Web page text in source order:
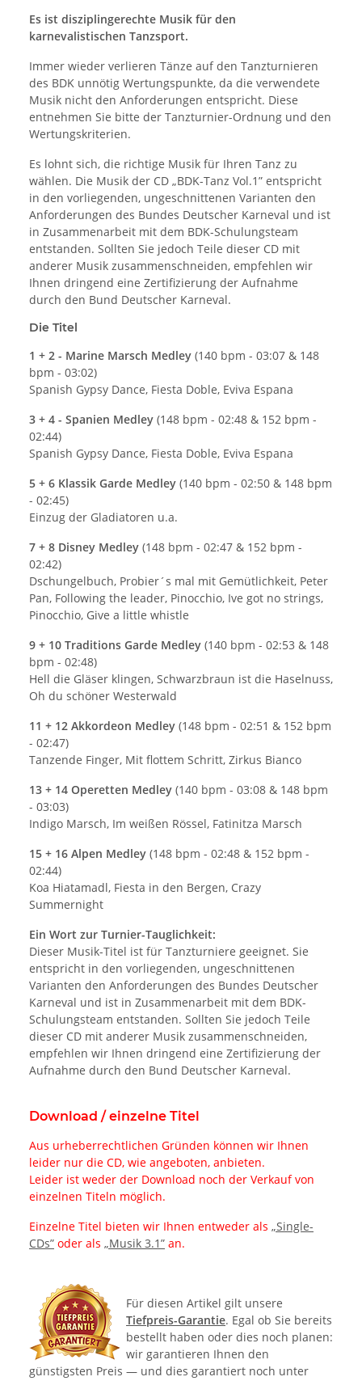
Es ist disziplingerechte Musik für den
karnevalistischen Tanzsport.
Immer wieder verlieren Tänze auf den Tanzturnieren
des BDK unnötig Wertungspunkte, da die verwendete
Musik nicht den Anforderungen entspricht. Diese
entnehmen Sie bitte der Tanzturnier-Ordnung und den
Wertungskriterien.
Es lohnt sich, die richtige Musik für Ihren Tanz zu
wählen. Die Musik der CD „BDK-Tanz Vol.1” entspricht
in den vorliegenden, ungeschnittenen Varianten den
Anforderungen des Bundes Deutscher Karneval und ist
in Zusammenarbeit mit dem BDK-Schulungsteam
entstanden. Sollten Sie jedoch Teile dieser CD mit
anderer Musik zusammenschneiden, empfehlen wir
Ihnen dringend eine Zertifizierung der Aufnahme
durch den Bund Deutscher Karneval.
Die Titel
1 + 2 - Marine Marsch Medley (140 bpm - 03:07 & 148
bpm - 03:02)
Spanish Gypsy Dance, Fiesta Doble, Eviva Espana
3 + 4 - Spanien Medley (148 bpm - 02:48 & 152 bpm -
02:44)
Spanish Gypsy Dance, Fiesta Doble, Eviva Espana
5 + 6 Klassik Garde Medley (140 bpm - 02:50 & 148 bpm
- 02:45)
Einzug der Gladiatoren u.a.
7 + 8 Disney Medley (148 bpm - 02:47 & 152 bpm -
02:42)
Dschungelbuch, Probier´s mal mit Gemütlichkeit, Peter
Pan, Following the leader, Pinocchio, Ive got no strings,
Pinocchio, Give a little whistle
9 + 10 Traditions Garde Medley (140 bpm - 02:53 & 148
bpm - 02:48)
Hell die Gläser klingen, Schwarzbraun ist die Haselnuss,
Oh du schöner Westerwald
11 + 12 Akkordeon Medley (148 bpm - 02:51 & 152 bpm
- 02:47)
Tanzende Finger, Mit flottem Schritt, Zirkus Bianco
13 + 14 Operetten Medley (140 bpm - 03:08 & 148 bpm
- 03:03)
Indigo Marsch, Im weißen Rössel, Fatinitza Marsch
15 + 16 Alpen Medley (148 bpm - 02:48 & 152 bpm -
02:44)
Koa Hiatamadl, Fiesta in den Bergen, Crazy
Summernight
Ein Wort zur Turnier-Tauglichkeit:
Dieser Musik-Titel ist für Tanzturniere geeignet. Sie
entspricht in den vorliegenden, ungeschnittenen
Varianten den Anforderungen des Bundes Deutscher
Karneval und ist in Zusammenarbeit mit dem BDK-
Schulungsteam entstanden. Sollten Sie jedoch Teile
dieser CD mit anderer Musik zusammenschneiden,
empfehlen wir Ihnen dringend eine Zertifizierung der
Aufnahme durch den Bund Deutscher Karneval.
Download / einzelne Titel
Aus urheberrechtlichen Gründen können wir Ihnen
leider nur die CD, wie angeboten, anbieten.
Leider ist weder der Download noch der Verkauf von
einzelnen Titeln möglich.
Einzelne Titel bieten wir Ihnen entweder als „Single-
CDs” oder als „Musik 3.1” an.
Für diesen Artikel gilt unsere
Tiefpreis-Garantie. Egal ob Sie bereits
bestellt haben oder dies noch planen:
wir garantieren Ihnen den
günstigsten Preis — und dies garantiert noch unter